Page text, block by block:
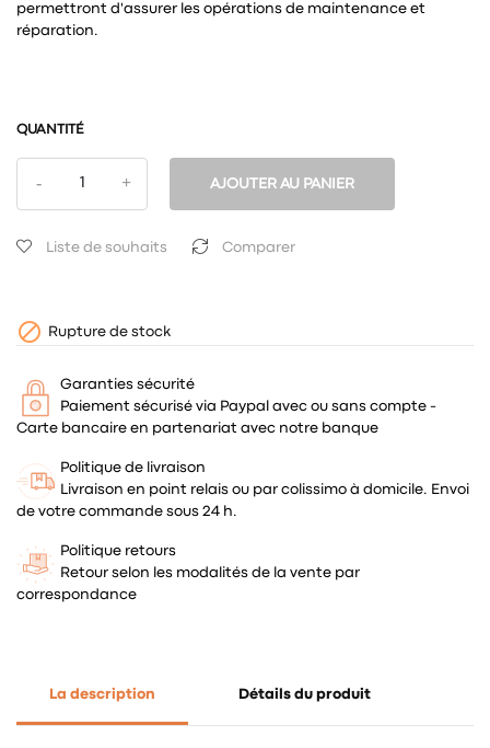
permettront d'assurer les opérations de maintenance et
réparation.
QUANTITÉ
AJOUTER AU PANIER
Liste de souhaits Comparer
 Rupture de stock
Garanties sécurité
Paiement sécurisé via Paypal avec ou sans compte -
Carte bancaire en partenariat avec notre banque
Politique de livraison
Livraison en point relais ou par colissimo à domicile. Envoi
de votre commande sous 24 h.
Politique retours
Retour selon les modalités de la vente par
correspondance
La description Détails du produit